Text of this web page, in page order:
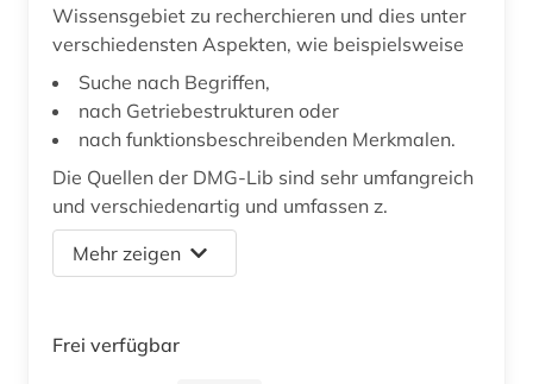
Wissensgebiet zu recherchieren und dies unter
verschiedensten Aspekten, wie beispielsweise
Suche nach Begriffen,
nach Getriebestrukturen oder
nach funktionsbeschreibenden Merkmalen.
Die Quellen der DMG-Lib sind sehr umfangreich
und verschiedenartig und umfassen z.
Mehr zeigen
Frei verfügbar